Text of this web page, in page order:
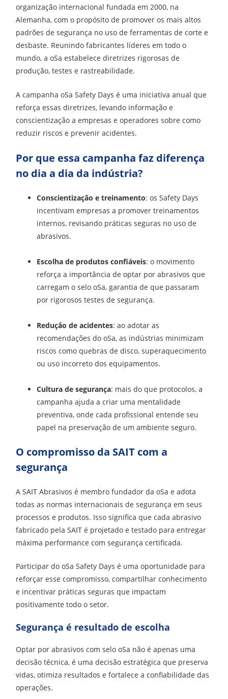
organização internacional fundada em 2000, na
Alemanha, com o propósito de promover os mais altos
padrões de segurança no uso de ferramentas de corte e
desbaste. Reunindo fabricantes líderes em todo o
mundo, a oSa estabelece diretrizes rigorosas de
produção, testes e rastreabilidade.
A campanha oSa Safety Days é uma iniciativa anual que
reforça essas diretrizes, levando informação e
conscientização a empresas e operadores sobre como
reduzir riscos e prevenir acidentes.
Por que essa campanha faz diferença
no dia a dia da indústria?
Conscientização e treinamento: os Safety Days
incentivam empresas a promover treinamentos
internos, revisando práticas seguras no uso de
abrasivos.
Escolha de produtos confiáveis: o movimento
reforça a importância de optar por abrasivos que
carregam o selo oSa, garantia de que passaram
por rigorosos testes de segurança.
Redução de acidentes: ao adotar as
recomendações do oSa, as indústrias minimizam
riscos como quebras de disco, superaquecimento
ou uso incorreto dos equipamentos.
Cultura de segurança: mais do que protocolos, a
campanha ajuda a criar uma mentalidade
preventiva, onde cada profissional entende seu
papel na preservação de um ambiente seguro.
O compromisso da SAIT com a
segurança
A SAIT Abrasivos é membro fundador da oSa e adota
todas as normas internacionais de segurança em seus
processos e produtos. Isso significa que cada abrasivo
fabricado pela SAIT é projetado e testado para entregar
máxima performance com segurança certificada.
Participar do oSa Safety Days é uma oportunidade para
reforçar esse compromisso, compartilhar conhecimento
e incentivar práticas seguras que impactam
positivamente todo o setor.
Segurança é resultado de escolha
Optar por abrasivos com selo oSa não é apenas uma
decisão técnica, é uma decisão estratégica que preserva
vidas, otimiza resultados e fortalece a confiabilidade das
operações.